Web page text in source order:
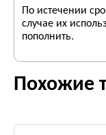
По истечении
случае их
пополнить.
Похожие